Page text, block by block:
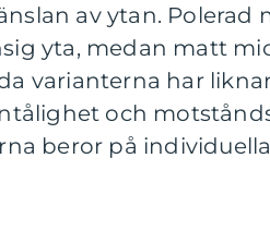
av ytan. Polerad
yta, medan matt
varianterna har
och
beror på